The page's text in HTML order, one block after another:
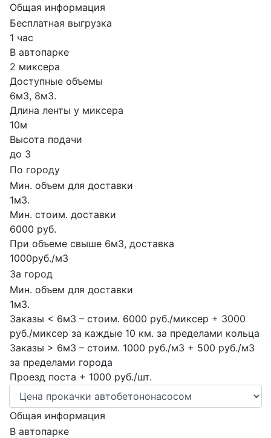
Общая информация
Бесплатная выгрузка
1 час
В автопарке
2 миксера
Доступные объемы
6м3, 8м3.
Длина ленты у миксера
10м
Высота подачи
до 3
По городу
Мин. объем для доставки
1м3.
Мин. стоим. доставки
6000 руб.
При объеме свыше 6м3, доставка
1000руб./м3
За город
Мин. объем для доставки
1м3.
Заказы < 6м3 – стоим. 6000 руб./миксер + 3000
руб./миксер за каждые 10 км. за пределами кольца
Заказы > 6м3 – стоим. 1000 руб./м3 + 500 руб./м3
за пределами города
Проезд поста + 1000 руб./шт.
Общая информация
В автопарке